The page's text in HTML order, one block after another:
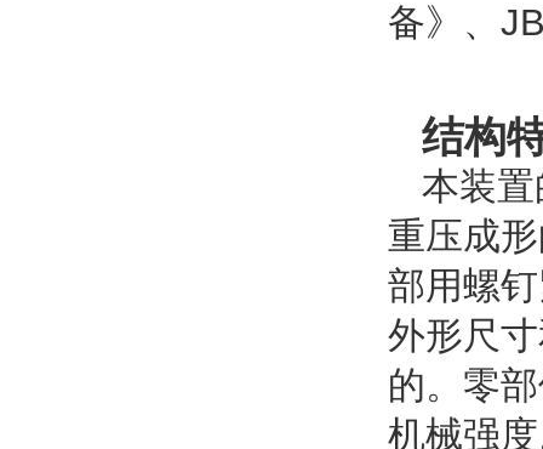
备》、
结构
本装
重压成
部用螺
外形尺
的。零
机械强